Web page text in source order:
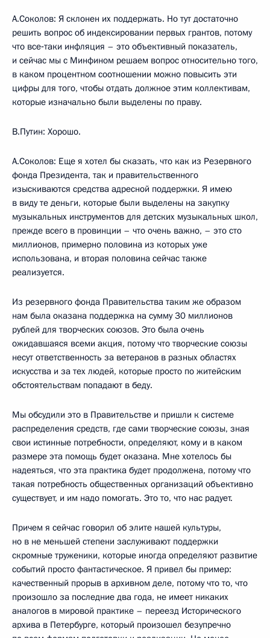
А.Соколов: Я склонен их поддержать. Но тут достаточно
решить вопрос об индексировании первых грантов, потому
что все‑таки инфляция – это объективный показатель,
и сейчас мы с Минфином решаем вопрос относительно того,
в каком процентном соотношении можно повысить эти
цифры для того, чтобы отдать должное этим коллективам,
которые изначально были выделены по праву.
В.Путин: Хорошо.
А.Соколов: Еще я хотел бы сказать, что как из Резервного
фонда Президента, так и правительственного
изыскиваются средства адресной поддержки. Я имею
в виду те деньги, которые были выделены на закупку
музыкальных инструментов для детских музыкальных школ,
прежде всего в провинции – что очень важно, – это сто
миллионов, примерно половина из которых уже
использована, и вторая половина сейчас также
реализуется.
Из резервного фонда Правительства таким же образом
нам была оказана поддержка на сумму 30 миллионов
рублей для творческих союзов. Это была очень
ожидавшаяся всеми акция, потому что творческие союзы
несут ответственность за ветеранов в разных областях
искусства и за тех людей, которые просто по житейским
обстоятельствам попадают в беду.
Мы обсудили это в Правительстве и пришли к системе
распределения средств, где сами творческие союзы, зная
свои истинные потребности, определяют, кому и в каком
размере эта помощь будет оказана. Мне хотелось бы
надеяться, что эта практика будет продолжена, потому что
такая потребность общественных организаций объективно
существует, и им надо помогать. Это то, что нас радует.
Причем я сейчас говорил об элите нашей культуры,
но в не меньшей степени заслуживают поддержки
скромные труженики, которые иногда определяют развитие
событий просто фантастическое. Я привел бы пример:
качественный прорыв в архивном деле, потому что то, что
произошло за последние два года, не имеет никаких
аналогов в мировой практике – переезд Исторического
архива в Петербурге, который произошел безупречно